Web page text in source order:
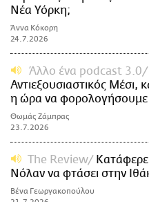
Νέα Υόρκη;
Άννα Κόκορη
24.7.2026
Άλλο ένα podcast 3.0
Αντιεξουσιαστικός Μέσι,
η ώρα να φορολογήσουμε
Θωμάς Ζάμπρας
23.7.2026
The Review
Νόλαν να φτάσει στην
Βένα Γεωργακοπούλου